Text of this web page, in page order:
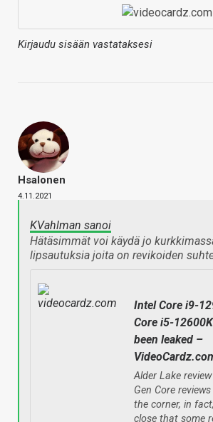
Kirjaudu sisään vastataksesi
Hsalonen
4.11.2021
KVahlman sanoi
Hätäsimmät voi käydä jo
lipsautuksia joita on revikoiden
Intel Core i9-
Core i5-
been leaked –
Alder Lake
Gen Core
the corner, in
close that some